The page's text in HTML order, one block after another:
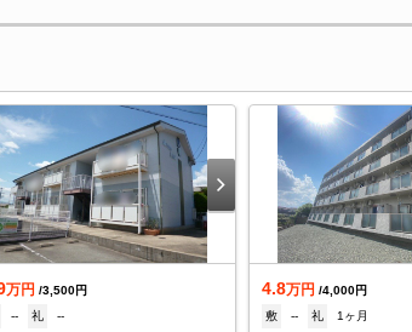
万円 /3,500円
-- 礼
--
4.8万円 /4,000円
敷
-- 礼
1ヶ月